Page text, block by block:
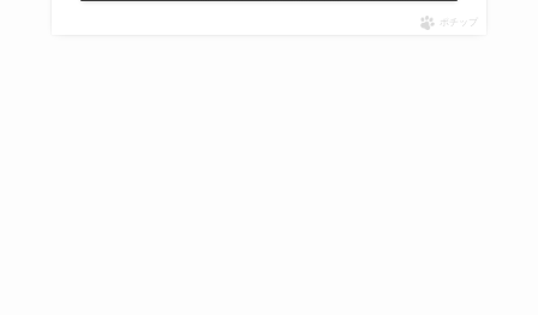
ポチップ